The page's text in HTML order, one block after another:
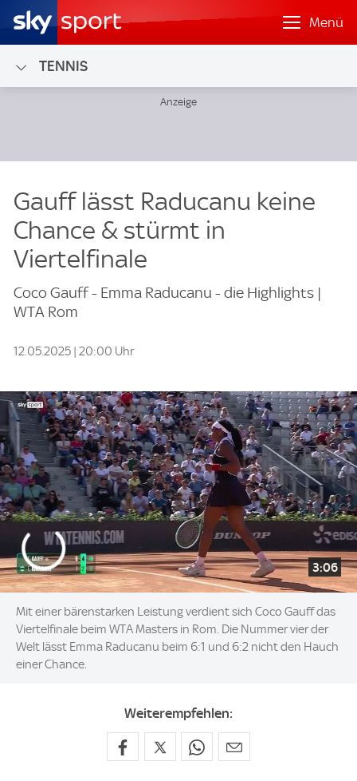
Menü
TENNIS
Gauff lässt Raducanu keine
Chance & stürmt in
Viertelfinale
Coco Gauff - Emma Raducanu - die Highlights |
WTA Rom
12.05.2025 | 20:00 Uhr
3:06
Mit einer bärenstarken Leistung verdient sich Coco Gauff das
Viertelfinale beim WTA Masters in Rom. Die Nummer vier der
Welt lässt Emma Raducanu beim 6:1 und 6:2 nicht den Hauch
einer Chance.
Weiterempfehlen: